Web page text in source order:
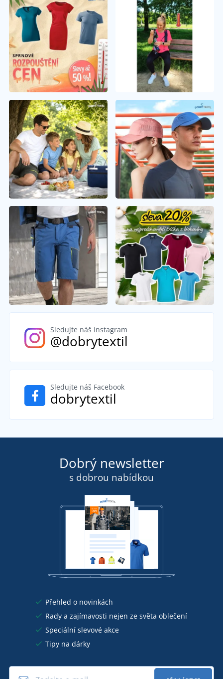
Sledujte náš Instagram
@dobrytextil
Sledujte náš Facebook
dobrytextil
Dobrý newsletter
s dobrou nabídkou
Přehled o novinkách
Rady a zajímavosti nejen ze světa oblečení
Speciální slevové akce
Tipy na dárky